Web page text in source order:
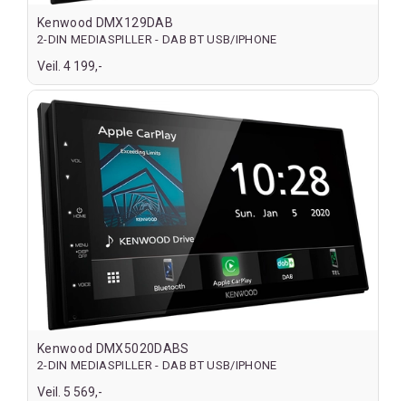
Kenwood DMX129DAB
2-DIN MEDIASPILLER - DAB BT USB/IPHONE
Veil. 4 199,-
Kenwood DMX5020DABS
2-DIN MEDIASPILLER - DAB BT USB/IPHONE
Veil. 5 569,-